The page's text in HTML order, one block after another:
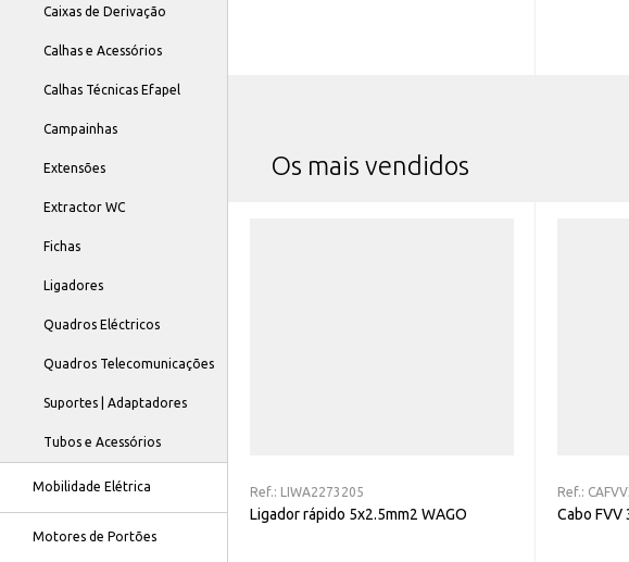
Caixas de Derivação
Calhas e Acessórios
Calhas Técnicas Efapel
Campainhas
Extensões
Extractor WC
Fichas
Ligadores
Quadros Eléctricos
Quadros Telecomunicações
Suportes | Adaptadores
Tubos e Acessórios
Mobilidade Elétrica
Motores de Portões
Os mais vendidos
Ref.: LIWA2273205
Ligador rápido 5x2.5mm2 WAGO
Ref.:
Cabo FVV